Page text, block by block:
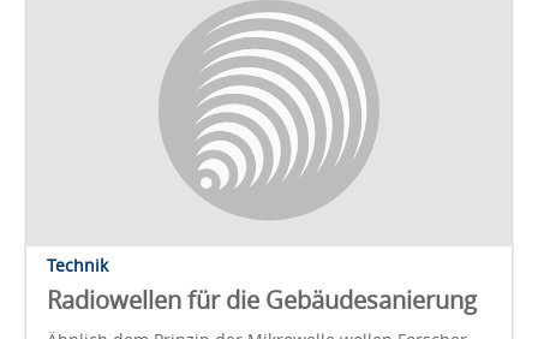
Technik
Radiowellen für die Gebäudesanierung